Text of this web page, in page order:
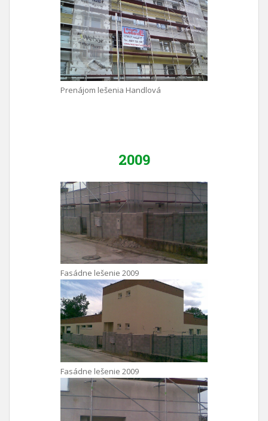
Prenájom lešenia Handlová
2009
Fasádne lešenie 2009
Fasádne lešenie 2009